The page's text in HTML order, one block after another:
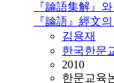
『論語集解』
『論語』經文
김용재
한국한문
2010
한문교육